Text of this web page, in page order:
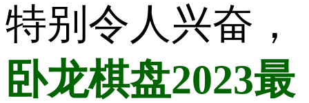
特别令人兴奋，
卧龙棋盘2023最